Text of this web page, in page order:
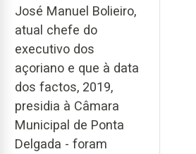
José Manuel Bolieiro,
atual chefe do
executivo dos
açoriano e que à data
dos factos, 2019,
presidia à Câmara
Municipal de Ponta
Delgada - foram